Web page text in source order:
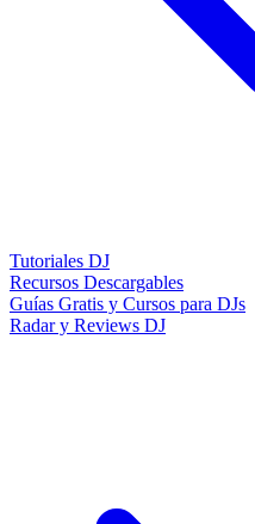
Tutoriales DJ
Recursos Descargables
Guías Gratis y Cursos para DJs
Radar y Reviews DJ